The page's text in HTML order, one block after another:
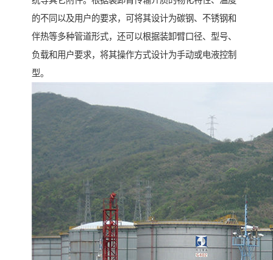
的不同以及用户的要求，可将其设计为碳钢、不锈钢和
伴热等多种管道形式，还可以根据装卸臂口径、型号、
负载和用户要求，将其操作方式设计为手动或电液控制
型。